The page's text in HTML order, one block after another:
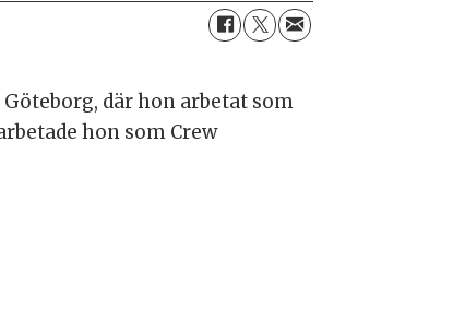
där hon arbetat som
hon som Crew